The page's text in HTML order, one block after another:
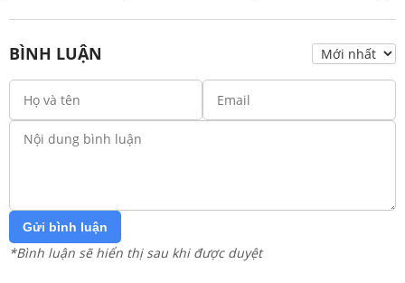
BÌNH LUẬN
Gửi bình luận
*Bình luận sẽ hiển thị sau khi được duyệt